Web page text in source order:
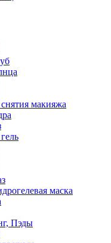
макияжа
маска
Пэды